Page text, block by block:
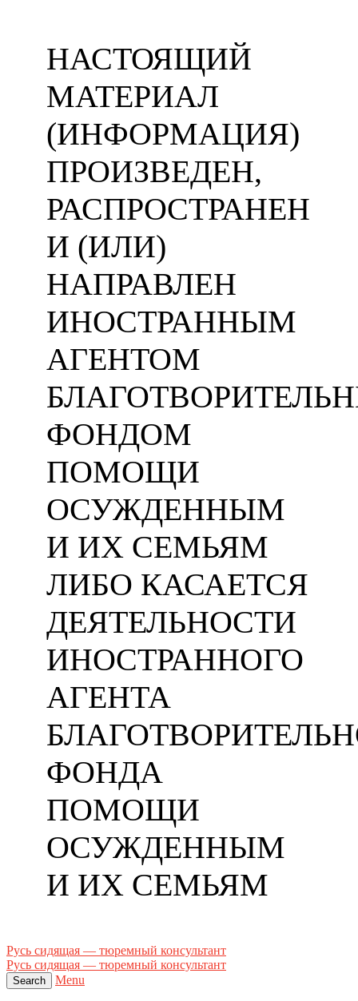
НАСТОЯЩИЙ
МАТЕРИАЛ
(ИНФОРМАЦИЯ)
ПРОИЗВЕДЕН,
РАСПРОСТРАНЕН
И (ИЛИ)
НАПРАВЛЕН
ИНОСТРАННЫМ
АГЕНТОМ
ФОНДОМ
ПОМОЩИ
ОСУЖДЕННЫМ
И ИХ СЕМЬЯМ
ЛИБО КАСАЕТСЯ
ДЕЯТЕЛЬНОСТИ
ИНОСТРАННОГО
АГЕНТА
ФОНДА
ПОМОЩИ
ОСУЖДЕННЫМ
И ИХ СЕМЬЯМ
Русь сидящая — тюремный консультант
Русь сидящая — тюремный консультант
Search Menu